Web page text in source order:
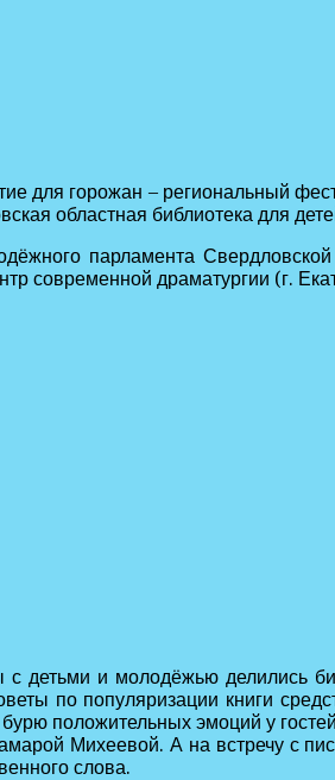
для горожан – региональный
областная библиотека для
парламента
современной драматургии (г.
детьми и молодёжью делились
по популяризации книги
положительных эмоций у
Михеевой. А на встречу с
слова.